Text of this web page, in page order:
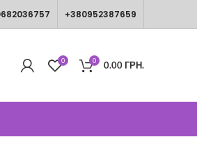
+380952387659
0 0 0.00ГРН.